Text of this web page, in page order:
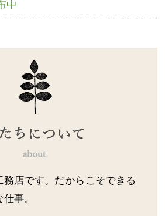
中
店です。だからこそできる
事。